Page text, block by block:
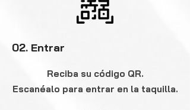
02. Entrar
Reciba su código QR.
Escanéalo para entrar en la taquilla.